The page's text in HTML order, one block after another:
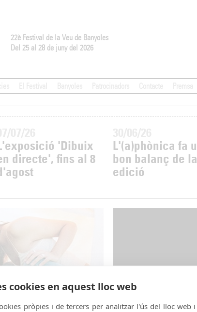
22è Festival de la Veu de Banyoles
Del 25 al 28 de juny del 2026
'Dibuix
directe', fins al 8
L'(a)phònica fa
bon balanç de
edició
cookies en aquest lloc web
pròpies i de tercers per analitzar l'ús del lloc web